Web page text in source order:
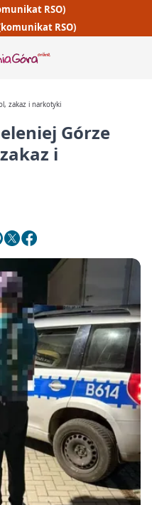
RSO)
RSO)
zakaz i narkotyki
Górze
i